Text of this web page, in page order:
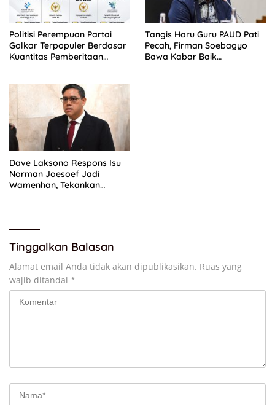
Politisi Perempuan Partai
Golkar Terpopuler Berdasar
Kuantitas Pemberitaan
Tangis Haru Guru PAUD Pati
Pecah, Firman Soebagyo
Bawa Kabar Baik
Dave Laksono Respons Isu
Norman Joesoef Jadi
Wamenhan, Tekankan
Tinggalkan Balasan
Alamat email Anda tidak akan dipublikasikan. Ruas yang
wajib ditandai *